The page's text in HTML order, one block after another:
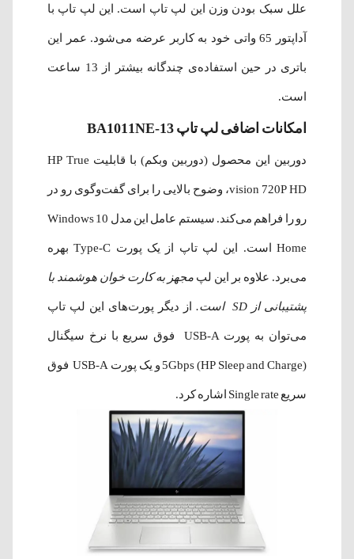
علل سبک بودن وزن این لپ تاپ است. این لپ تاپ با
آداپتور 65 واتی خود به کاربر عرضه می‌شود. عمر این
باتری در حین استفاده‌ی چندگانه بیشتر از 13 ساعت
است.
امکانات اضافی لپ تاپ 13-BA1011NE
دوربین این محصول (دوربین وبکم) با قابلیت HP True
vision 720P HD، وضوح بالایی را برای گفت‌وگوی رو در
رو را فراهم می‌کند. سیستم عامل این مدل Windows 10
Home است. این لپ تاپ از یک پورت Type-C بهره
می‌برد. علاوه بر این لپ مجهز به کارت خوان هوشمند با
پشتیبانی از SD است. از دیگر پورت‌های این لپ تاپ
می‌توان به پورت USB-A فوق سریع با نرخ سیگنال
5Gbps (HP Sleep and Charge) و یک پورت USB-A فوق
سریع Single rate اشاره کرد.